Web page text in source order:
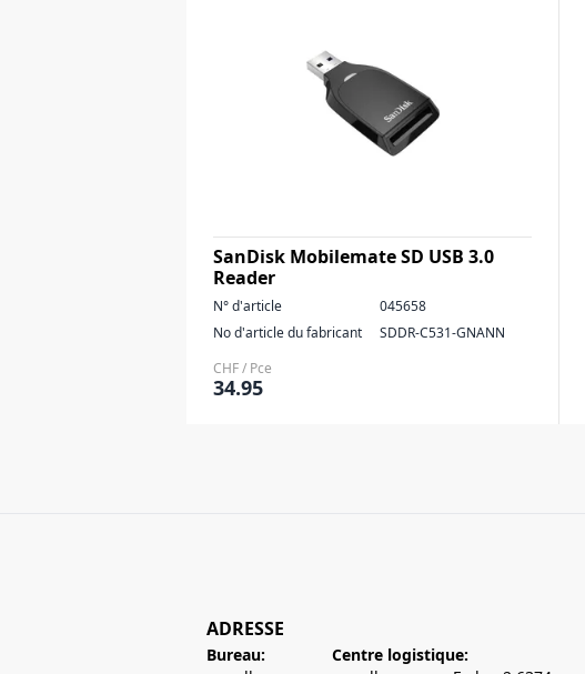
SanDisk Mobilemate SD USB 3.0
Reader
N° d'article
045658
No d'article du fabricant
SDDR-C531-GNANN
CHF / Pce
34.95
ADRESSE
Bureau:
Centre logistique: